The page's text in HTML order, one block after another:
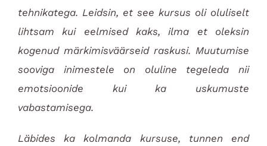
tehnikatega. Leidsin, et see kursus oli oluliselt
lihtsam kui eelmised kaks, ilma et oleksin
kogenud märkimisväärseid raskusi. Muutumise
sooviga inimestele on oluline tegeleda nii
emotsioonide kui ka uskumuste
vabastamisega.
Läbides ka kolmanda kursuse, tunnen end